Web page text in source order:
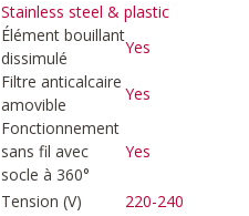
Stainless steel & plastic
Élément bouillant
dissimulé
Yes
Filtre anticalcaire
amovible
Yes
Fonctionnement
sans fil avec
socle à 360°
Yes
Tension (V)
220-240